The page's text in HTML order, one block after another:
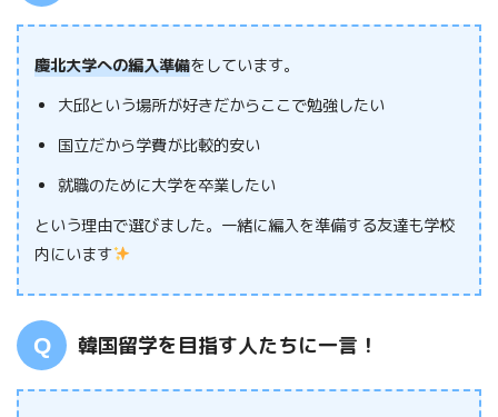
慶北大学への編入準備をしています。
大邱という場所が好きだからここで勉強したい
国立だから学費が比較的安い
就職のために大学を卒業したい
という理由で選びました。一緒に編入を準備する友達も学校
内にいます
韓国留学を目指す人たちに一言！